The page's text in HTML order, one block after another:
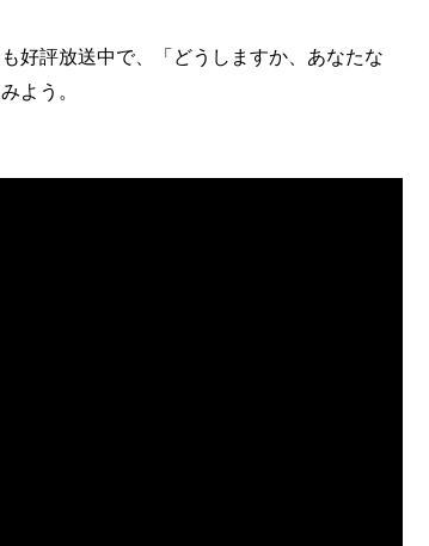
好評放送中で、「どうしますか、あなたな
よう。